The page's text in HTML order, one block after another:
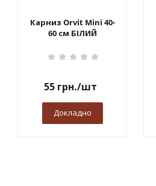
Карниз Orvit Mini 40-
60 см БІЛИЙ
55грн./шт
Докладно